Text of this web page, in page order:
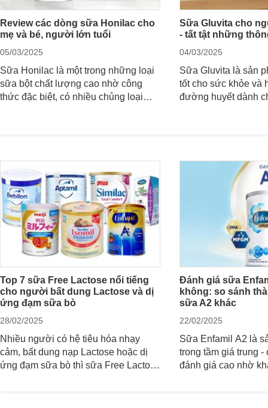
Review các dòng sữa Honilac cho
mẹ và bé, người lớn tuổi
05/03/2025
Sữa Honilac là một trong những loại
sữa bột chất lượng cao nhờ công
thức đặc biệt, có nhiều chủng loại
Sữa Gluvita cho
- tất tật những
04/03/2025
Sữa Gluvita là sản
tốt cho sức khỏe và
đường huyết dành
hiểu ngay trong bài
Top 7 sữa Free Lactose nổi tiếng
cho người bất dung Lactose và dị
ứng đạm sữa bò
28/02/2025
Nhiều người có hệ tiêu hóa nhạy
cảm, bất dung nạp Lactose hoặc dị
ứng đạm sữa bò thì sữa Free Lactose
Đánh giá sữa
không: so sánh
sữa A2 khác
22/02/2025
Sữa Enfamil A2 là
trong tầm giá trung
đánh giá cao nhờ